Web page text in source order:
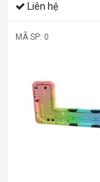
Liên hệ
MÃ SP: 0